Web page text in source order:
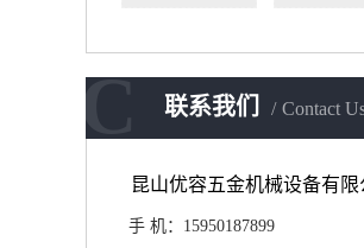
联系我们 Contact
C
昆山优容五金机械设备有限
手 机：15950187899